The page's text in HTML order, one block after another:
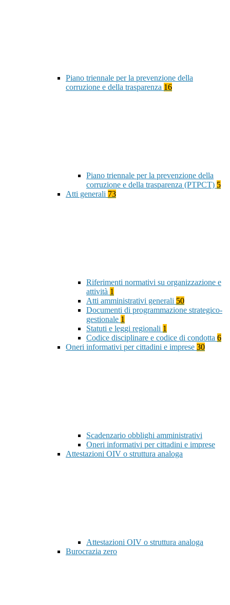
Piano triennale per la prevenzione della
corruzione e della trasparenza 16
Piano triennale per la prevenzione della
corruzione e della trasparenza (PTPCT) 5
Atti generali 73
Riferimenti normativi su organizzazione e
attività 1
Atti amministrativi generali 50
Documenti di programmazione strategico-
gestionale 1
Statuti e leggi regionali 1
Codice disciplinare e codice di condotta 6
Oneri informativi per cittadini e imprese 30
Scadenzario obblighi amministrativi
Oneri informativi per cittadini e imprese
Attestazioni OIV o struttura analoga
Attestazioni OIV o struttura analoga
Burocrazia zero